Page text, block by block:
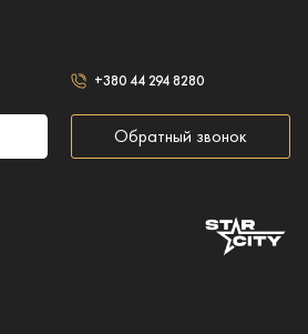
+380 44 294 8280
Обратный звонок